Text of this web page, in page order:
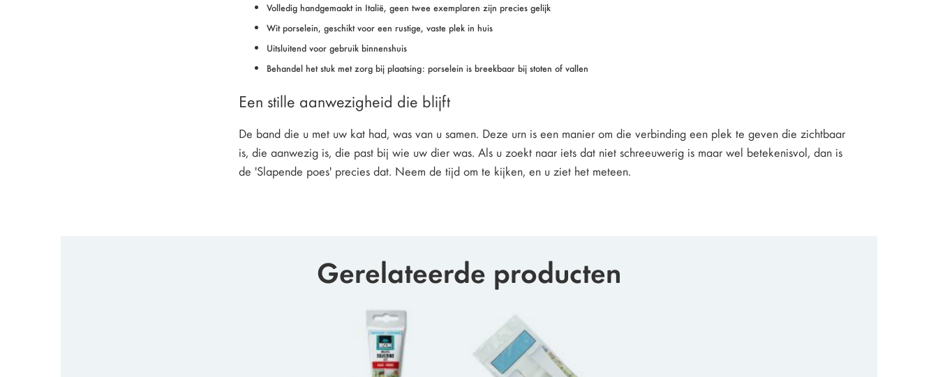
Volledig handgemaakt in Italië, geen twee exemplaren zijn precies gelijk
Wit porselein, geschikt voor een rustige, vaste plek in huis
Uitsluitend voor gebruik binnenshuis
Behandel het stuk met zorg bij plaatsing: porselein is breekbaar bij stoten of vallen
Een stille aanwezigheid die blijft
De band die u met uw kat had, was van u samen. Deze urn is een manier om die verbinding een plek te geven die zichtbaar
is, die aanwezig is, die past bij wie uw dier was. Als u zoekt naar iets dat niet schreeuwerig is maar wel betekenisvol, dan is
de 'Slapende poes' precies dat. Neem de tijd om te kijken, en u ziet het meteen.
Gerelateerde producten